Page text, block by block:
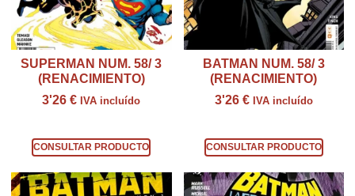
SUPERMAN NUM. 58/ 3
(RENACIMIENTO)
3'26€ IVA incluído
CONSULTAR PRODUCTO
BATMAN NUM. 58/ 3
(RENACIMIENTO)
3'26 € IVA incluído
CONSULTAR PRODUCTO